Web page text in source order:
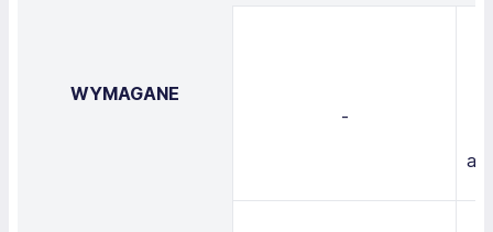
WYMAGANE
-